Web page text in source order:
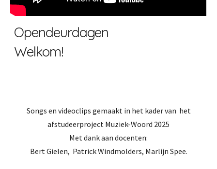
Opendeurdagen
Welkom!
Songs en videoclips gemaakt in het kader van het
afstudeerproject Muziek-Woord 2025
Met dank aan docenten:
Bert Gielen, Patrick Windmolders, Marlijn Spee.